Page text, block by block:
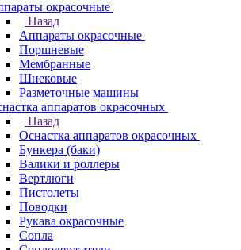
окрасочные
Назад
Аппараты окрасочные
Поршневые
Мембранные
Шнековые
Разметочные машины
аппаратов окрасочных
Назад
Оснастка аппаратов окрасочных
Бункера (баки)
Валики и роллеры
Вертлюги
Пистолеты
Поводки
Рукава окрасочные
Сопла